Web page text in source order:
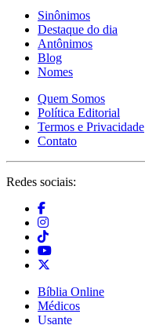
Sinônimos
Destaque do dia
Antônimos
Blog
Nomes
Quem Somos
Política Editorial
Termos e Privacidade
Contato
Redes sociais:
Bíblia Online
Médicos
Usante